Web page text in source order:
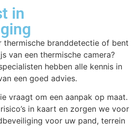
in
thermische branddetectie of bent
van een thermische camera?
hebben alle kennis in
een goed advies.
vraagt om een aanpak op maat.
in kaart en zorgen we voor
voor uw pand, terrein